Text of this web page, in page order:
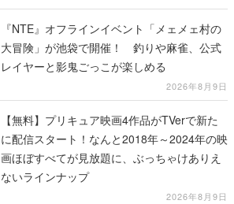
『NTE』オフラインイベント「メェメェ村の
大冒険」が池袋で開催！ 釣りや麻雀、公式
レイヤーと影鬼ごっこが楽しめる
2026年8月9日
【無料】プリキュア映画4作品がTVerで新た
に配信スタート！なんと2018年～2024年の映
画ほぼすべてが見放題に、ぶっちゃけありえ
ないラインナップ
2026年8月9日